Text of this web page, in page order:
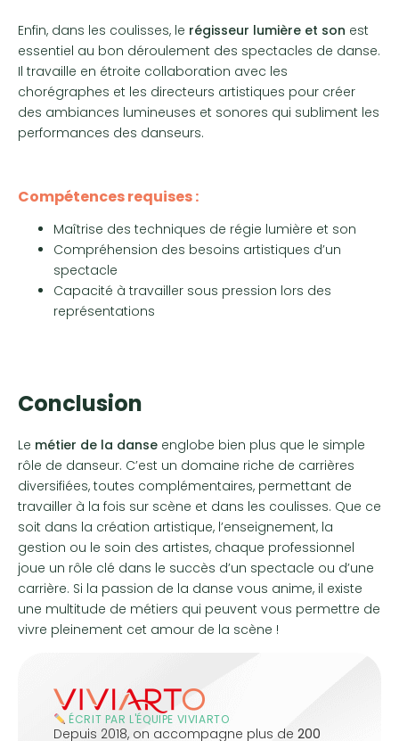
Enfin, dans les coulisses, le régisseur lumière et son est
essentiel au bon déroulement des spectacles de danse.
Il travaille en étroite collaboration avec les
chorégraphes et les directeurs artistiques pour créer
des ambiances lumineuses et sonores qui subliment les
performances des danseurs.
Compétences requises :
Maîtrise des techniques de régie lumière et son
Compréhension des besoins artistiques d’un
spectacle
Capacité à travailler sous pression lors des
représentations
Conclusion
Le métier de la danse englobe bien plus que le simple
rôle de danseur. C’est un domaine riche de carrières
diversifiées, toutes complémentaires, permettant de
travailler à la fois sur scène et dans les coulisses. Que ce
soit dans la création artistique, l’enseignement, la
gestion ou le soin des artistes, chaque professionnel
joue un rôle clé dans le succès d’un spectacle ou d’une
carrière. Si la passion de la danse vous anime, il existe
une multitude de métiers qui peuvent vous permettre de
vivre pleinement cet amour de la scène !
ÉCRIT PAR L'ÉQUIPE VIVIARTO
Depuis 2018, on accompagne plus de 200